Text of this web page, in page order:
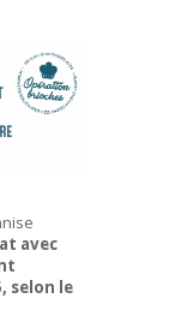
avec
selon le